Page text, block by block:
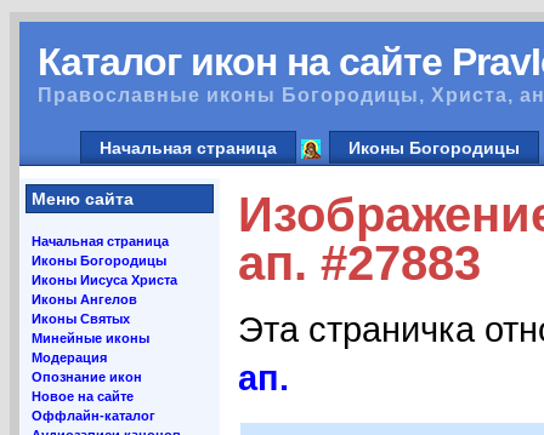
Каталог икон на сайте
Православные иконы Богородицы, Христа,
Начальная страница Иконы Богородицы
Меню сайта
Начальная страница
Иконы Богородицы
Иконы Иисуса Христа
Иконы Ангелов
Иконы Святых
Минейные иконы
Модерация
Опознание икон
Новое на сайте
Оффлайн-каталог
ап. #27883
Эта страничка
ап.